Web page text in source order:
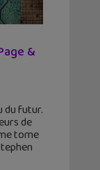
&
du futur.
de
tome